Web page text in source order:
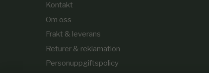
Kontakt
Om oss
Frakt & leverans
Returer & reklamation
Personuppgiftspolicy